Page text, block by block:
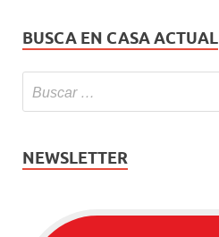
BUSCA EN CASA ACTUAL
NEWSLETTER